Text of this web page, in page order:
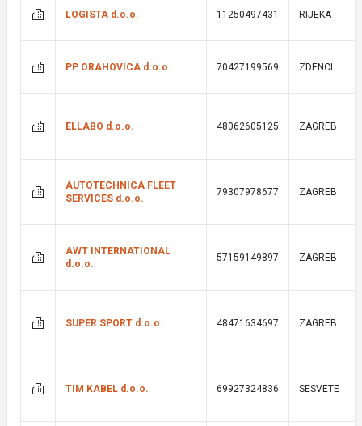
LOGISTA d.o.o. 11250497431 RIJEKA
PP ORAHOVICA d.o.o. 70427199569 ZDENCI
ELLABO d.o.o. 48062605125 ZAGREB
AUTOTECHNICA FLEET
SERVICES d.o.o.
79307978677 ZAGREB
AWT INTERNATIONAL
d.o.o.
57159149897 ZAGREB
SUPER SPORT d.o.o. 48471634697 ZAGREB
TIM KABEL d.o.o. 69927324836 SESVETE